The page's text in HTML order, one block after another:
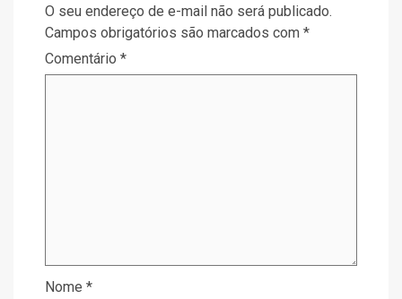
O seu endereço de e-mail não será publicado.
Campos obrigatórios são marcados com *
Comentário *
Nome *